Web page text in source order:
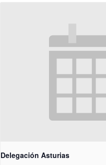
Delegación Asturias